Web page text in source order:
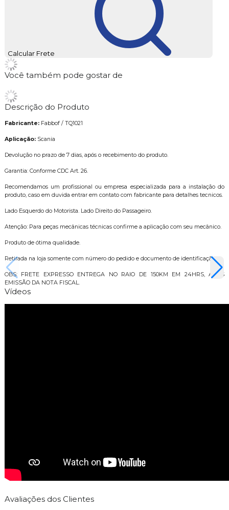
Calcular Frete
Você também pode gostar de
Descrição do Produto
Fabricante:Fabbof / TQ1021
Aplicação:Scania
Devolução no prazo de 7 dias, após o recebimento do produto.
Garantia: Conforme CDC Art. 26.
Recomendamos um profissional ou empresa especializada para a instalação do
produto, caso em duvida entrar em contato com fabricante para detalhes tecnicos.
Lado Esquerdo do Motorista. Lado Direito do Passageiro.
Atenção: Para peças mecânicas técnicas confirme a aplicação com seu mecânico.
Produto de ótima qualidade.
Retirada na loja somente com número do pedido e documento de identificação.
OBS: FRETE EXPRESSO ENTREGA NO RAIO DE 150KM EM 24HRS, APÓS
EMISSÃO DA NOTA FISCAL.
Vídeos
Avaliações dos Clientes